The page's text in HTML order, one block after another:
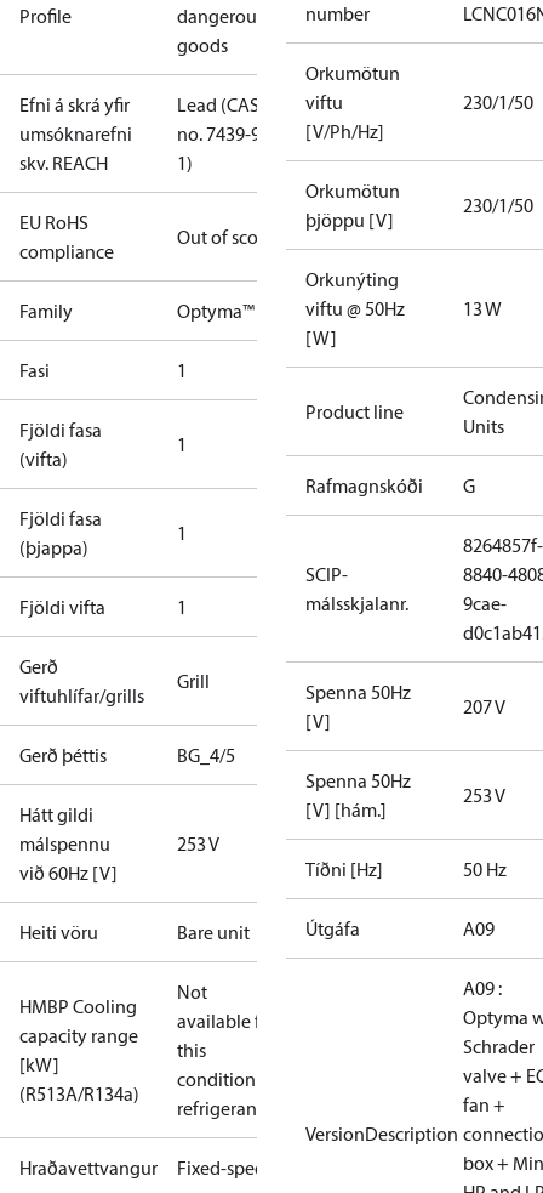
Profile
dangerous
goods
Efni á skrá yfir
umsóknarefni
skv. REACH
Lead (CAS
no. 7439-92-
1)
EU RoHS
compliance
Out of scope
Family Optyma™
Fasi 1
Fjöldi fasa
(vifta)
1
Fjöldi fasa
(þjappa)
1
Fjöldi vifta 1
Gerð
viftuhlífar/grills
Grill
Gerð þéttis BG_4/5
Hátt gildi
málspennu
við 60Hz [V]
253 V
Heiti vöru Bare unit
HMBP Cooling
capacity range
[kW]
(R513A/R134a)
Not
available for
this
condition /
refrigerant
Hraðavettvangur Fixed-speed
number
Orkumötun
viftu
[V/Ph/Hz]
230/1/50
Orkumötun
þjöppu [V]
230/1/50
Orkunýting
viftu @ 50Hz
[W]
13 W
Product line
Units
Rafmagnskóði G
SCIP-
málsskjalanr.
8264857f-
8840-
9cae-
Spenna 50Hz
[V]
207 V
Spenna 50Hz
[V] [hám.]
253 V
Tíðni [Hz] 50 Hz
Útgáfa A09
VersionDescription
A09 :
Optyma
Schrader
valve +
fan +
box + Min